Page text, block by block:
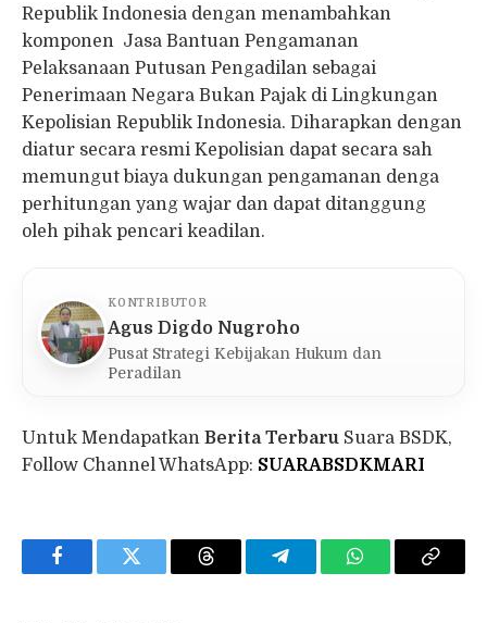
Republik Indonesia dengan menambahkan
komponen Jasa Bantuan Pengamanan
Pelaksanaan Putusan Pengadilan sebagai
Penerimaan Negara Bukan Pajak di Lingkungan
Kepolisian Republik Indonesia. Diharapkan dengan
diatur secara resmi Kepolisian dapat secara sah
memungut biaya dukungan pengamanan denga
perhitungan yang wajar dan dapat ditanggung
oleh pihak pencari keadilan.
KONTRIBUTOR
Agus Digdo Nugroho
Pusat Strategi Kebijakan Hukum dan
Peradilan
Untuk Mendapatkan Berita Terbaru Suara BSDK,
Follow Channel WhatsApp: SUARABSDKMARI
FacebookTwitter Threads TelegramWhatsAppCopy